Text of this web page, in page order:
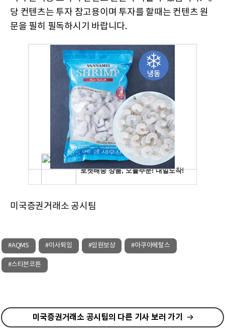
당 컨텐츠는 투자 참고용이며 투자를 할때는 컨텐츠 원
문을 필히 필독하시기 바랍니다.
미국증권거래소 공시팀
#AQMS #이사퇴임 #임원보상 #아쿠아메탈스
#스티븐코튼
미국증권거래소 공시팀의 다른 기사 보러 가기